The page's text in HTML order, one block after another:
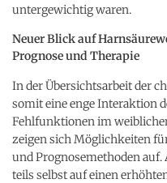
untergewichtig waren.
Neuer Blick auf
Prognose und Therapie
In der Übersichtsarbeit der
somit eine enge Interaktion
Fehlfunktionen im
zeigen sich Möglichkeiten
und Prognosemethoden
teils selbst auf einen